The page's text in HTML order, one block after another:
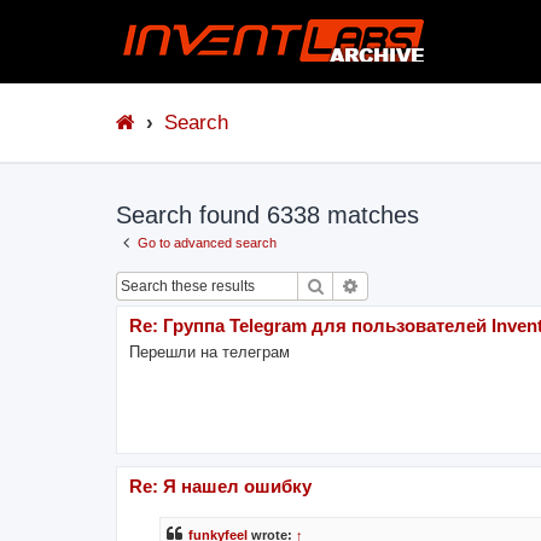
Search
Search found 6338 matches
Go to advanced search
Search
Re: Группа Telegram для пользователей
Перешли на телеграм
Re: Я нашел ошибку
funkyfeel wrote: ↑